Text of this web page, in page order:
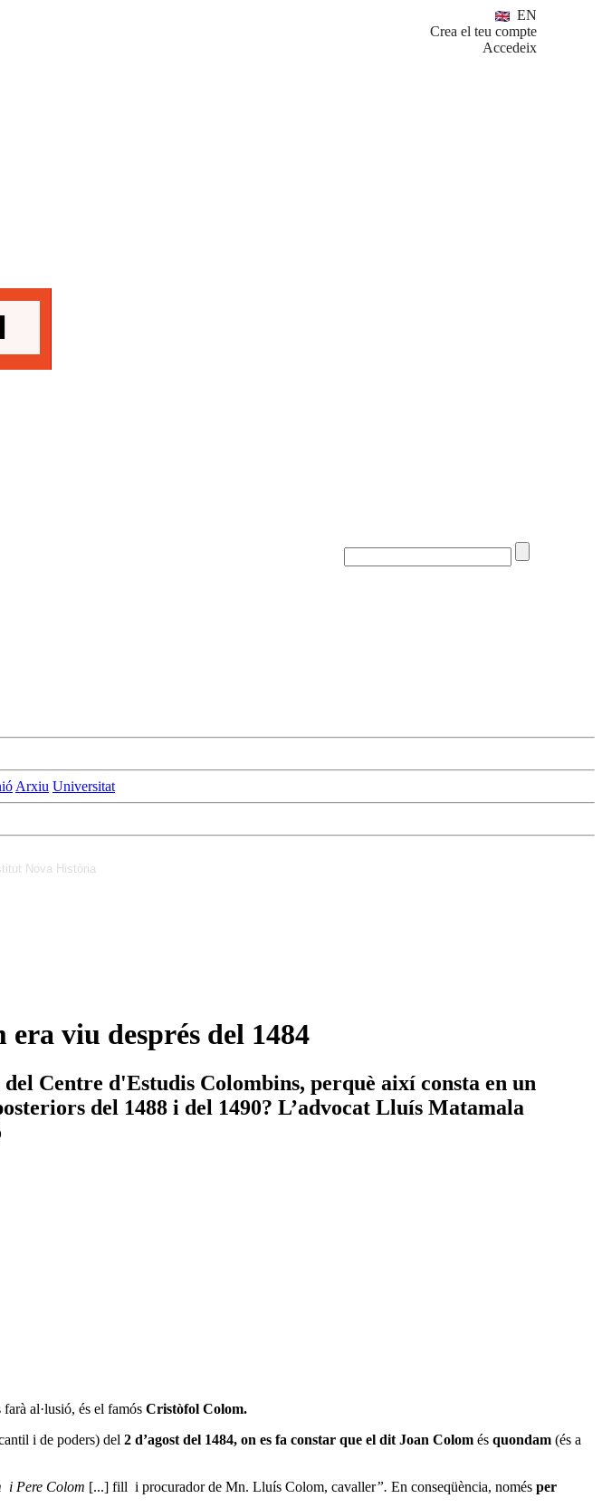
EN
Crea el teu compte
Accedeix
Arxiu Universitat
Nova Història
viu després del 1484
Centre d'Estudis Colombins, perquè així consta en un
del 1488 i del 1490? L’advocat Lluís Matamala
farà al·lusió, és el famós Cristòfol Colom.
i de poders) del 2 d’agost del 1484, on es fa constar que el dit Joan Colom és quondam (és a
i Pere Colom [...] fill i procurador de Mn. Lluís Colom, cavaller”. En conseqüència, només per